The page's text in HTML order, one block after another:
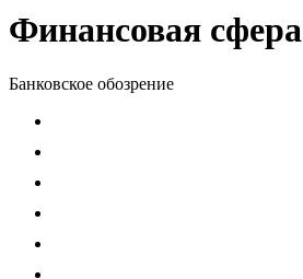
Финансовая сфера
Банковское обозрение